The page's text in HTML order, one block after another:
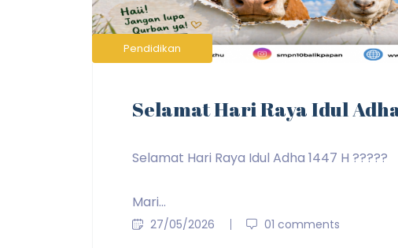
Pendidikan
Selamat Hari Raya Idul
Selamat Hari Raya Idul Adha 1447 H ?????
Mari...
27/05/2026 01 comments